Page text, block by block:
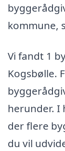
kommune,
Vi fandt 1
Kogsbølle.
herunder. I
der flere
du vil